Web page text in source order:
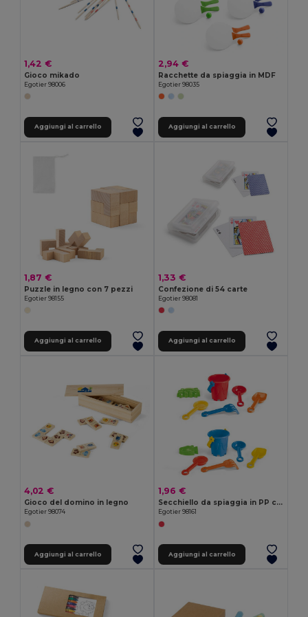
1,42 €
Gioco mikado
Egotier 98006
Aggiungi al carrello
2,94 €
Racchette da spiaggia in MDF
Egotier 98035
Aggiungi al carrello
1,87 €
Puzzle in legno con 7 pezzi
Egotier 98155
Aggiungi al carrello
1,33 €
Confezione di 54 carte
Egotier 98081
Aggiungi al carrello
4,02 €
Gioco del domino in legno
Egotier 98074
Aggiungi al carrello
1,96 €
Secchiello da spiaggia in PP con 5 accessori
Egotier 98161
Aggiungi al carrello